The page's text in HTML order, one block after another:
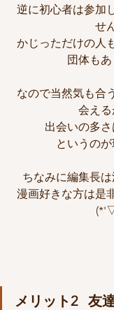
逆に初心者は参加
せ
かじっただけの人
団体もあ
なので当然気も合
会える
出会いの多
というのが
ちなみに編集長
漫画好きな方は是
メリット2   友